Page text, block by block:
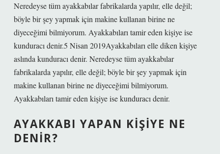
Neredeyse tüm ayakkabılar fabrikalarda yapılır, elle değil;
böyle bir şey yapmak için makine kullanan birine ne
diyeceğimi bilmiyorum. Ayakkabıları tamir eden kişiye ise
kunduracı denir.5 Nisan 2019Ayakkabıları elle diken kişiye
aslında kunduracı denir. Neredeyse tüm ayakkabılar
fabrikalarda yapılır, elle değil; böyle bir şey yapmak için
makine kullanan birine ne diyeceğimi bilmiyorum.
Ayakkabıları tamir eden kişiye ise kunduracı denir.
AYAKKABI YAPAN KIŞIYE NE
DENIR?